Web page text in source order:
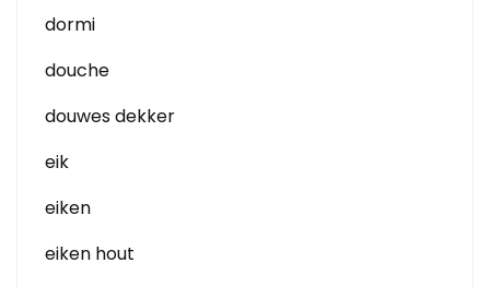
dormi
douche
douwes dekker
eik
eiken
eiken hout